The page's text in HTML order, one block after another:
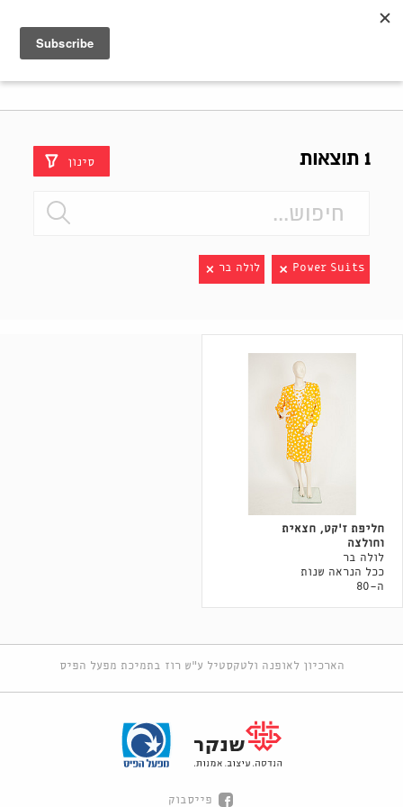
1 תוצאות סינון
Power Suits לולה בר
חליפת ז׳קט, חצאית
וחולצה
לולה בר
ככל הנראה שנות
ה-80
הארכיון לאופנה ולטקסטיל ע"ש רוז בתמיכת מפעל הפיס
פייסבוק